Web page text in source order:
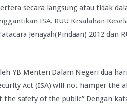
secara langsung atau tidak
ISA, RUU Kesalahan
Jenayah(Pindaan) 2012 dan
YB Menteri Dalam Negeri dua
Act (ISA) will not hamper the
the safety of the public” Dengan